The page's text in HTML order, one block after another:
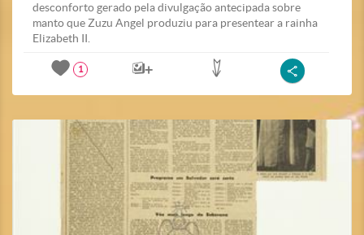
desconforto gerado pela divulgação antecipada sobre
manto que Zuzu Angel produziu para presentear a rainha
Elizabeth II.
1